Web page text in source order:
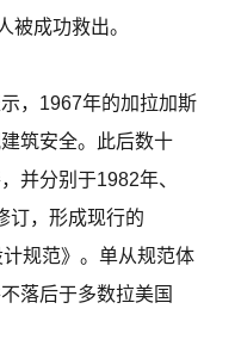
被成功救出。
，1967年的加拉加斯
筑安全。此后数十
并分别于1982年、
订，形成现行的
规范》。单从规范体
落后于多数拉美国